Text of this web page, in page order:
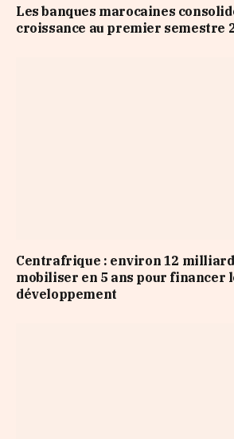
Les banques marocaines
croissance au premier semestre
Centrafrique : environ 12
mobiliser en 5 ans pour financer
développement